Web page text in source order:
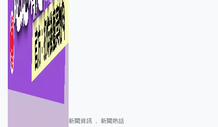
新聞資訊 新聞熱話